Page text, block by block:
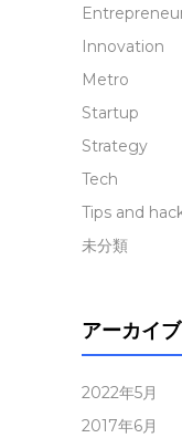
Innovation
Metro
Startup
Strategy
Tech
Tips and
未分類
アーカイブ
2022年5月
2017年6月